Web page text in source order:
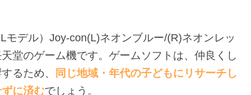
デル）Joy-con(L)ネオンブルー/(R)ネオンレッ
堂のゲーム機です。ゲームソフトは、仲良くし
るため、
同じ地域・年代の子どもにリサーチし
に済むでしょう。